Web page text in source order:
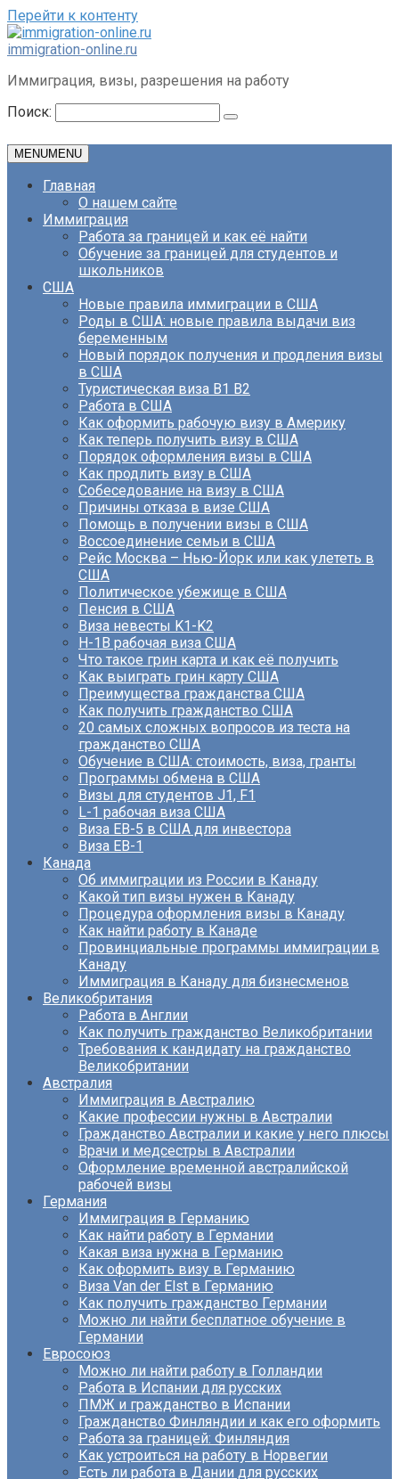
Перейти к контенту
immigration-online.ru
Иммиграция, визы, разрешения на работу
Поиск:
MENUMENU
Главная
О нашем сайте
Иммиграция
Работа за границей и как её найти
Обучение за границей для студентов и
школьников
США
Новые правила иммиграции в США
Роды в США: новые правила выдачи виз
беременным
Новый порядок получения и продления визы
в США
Туристическая виза B1 B2
Работа в США
Как оформить рабочую визу в Америку
Как теперь получить визу в США
Порядок оформления визы в США
Как продлить визу в США
Собеседование на визу в США
Причины отказа в визе США
Помощь в получении визы в США
Воссоединение семьи в США
Рейс Москва – Нью-Йорк или как улететь в
США
Политическое убежище в США
Пенсия в США
Виза невесты K1-K2
H-1B рабочая виза США
Что такое грин карта и как её получить
Как выиграть грин карту США
Преимущества гражданства США
Как получить гражданство США
20 самых сложных вопросов из теста на
гражданство США
Обучение в США: стоимость, виза, гранты
Программы обмена в США
Визы для студентов J1, F1
L-1 рабочая виза США
Виза EB-5 в США для инвестора
Виза ЕВ-1
Канада
Об иммиграции из России в Канаду
Какой тип визы нужен в Канаду
Процедура оформления визы в Канаду
Как найти работу в Канаде
Провинциальные программы иммиграции в
Канаду
Иммиграция в Канаду для бизнесменов
Великобритания
Работа в Англии
Как получить гражданство Великобритании
Требования к кандидату на гражданство
Великобритании
Австралия
Иммиграция в Австралию
Какие профессии нужны в Австралии
Гражданство Австралии и какие у него плюсы
Врачи и медсестры в Австралии
Оформление временной австралийской
рабочей визы
Германия
Иммиграция в Германию
Как найти работу в Германии
Какая виза нужна в Германию
Как оформить визу в Германию
Виза Van der Elst в Германию
Как получить гражданство Германии
Можно ли найти бесплатное обучение в
Германии
Евросоюз
Можно ли найти работу в Голландии
Работа в Испании для русских
ПМЖ и гражданство в Испании
Гражданство Финляндии и как его оформить
Работа за границей: Финляндия
Как устроиться на работу в Норвегии
Есть ли работа в Дании для русских